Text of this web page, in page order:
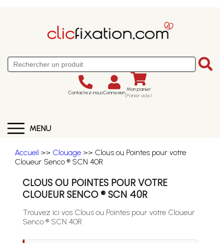
Contactez-nousConnexion Mon panier
(Panier vide)
MENU
Accueil >> Clouage >> Clous ou Pointes pour votre
Cloueur Senco ® SCN 40R
CLOUS OU POINTES POUR VOTRE
CLOUEUR SENCO ® SCN 40R
Trouvez ici vos Clous ou Pointes pour votre Cloueur
Senco ® SCN 40R